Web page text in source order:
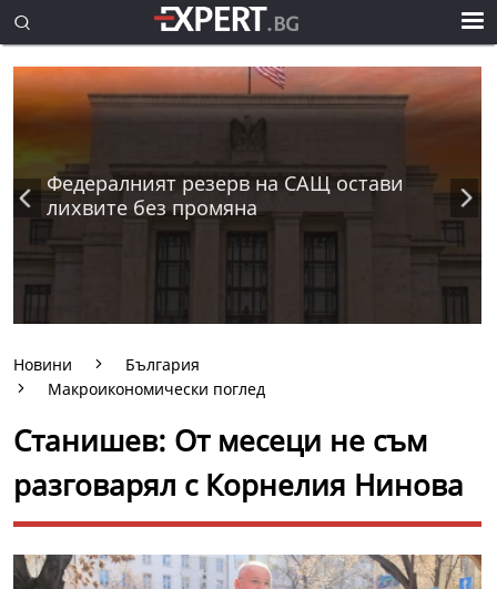
Федералният резерв на САЩ остави
лихвите без промяна
Новини
България
Макроикономически поглед
Станишев: От месеци не съм
разговарял с Корнелия Нинова